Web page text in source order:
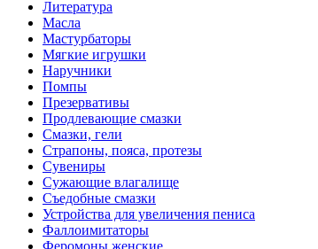
Литература
Масла
Мастурбаторы
Мягкие игрушки
Наручники
Помпы
Презервативы
Продлевающие смазки
Смазки, гели
Страпоны, пояса, протезы
Сувениры
Сужающие влагалище
Съедобные смазки
Устройства для увеличения пениса
Фаллоимитаторы